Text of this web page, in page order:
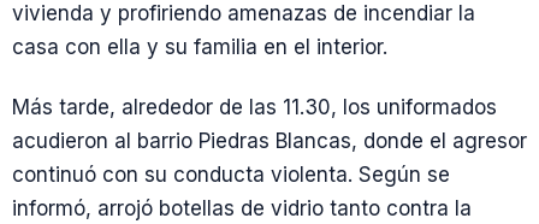
vivienda y profiriendo amenazas de incendiar la
casa con ella y su familia en el interior.
Más tarde, alrededor de las 11.30, los uniformados
acudieron al barrio Piedras Blancas, donde el agresor
continuó con su conducta violenta. Según se
informó, arrojó botellas de vidrio tanto contra la